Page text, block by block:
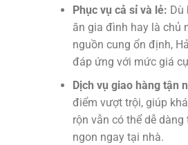
Phục vụ cả sỉ và lẻ: Dù
ăn gia đình hay là chủ
nguồn cung ổn định,
đáp ứng với mức giá
Dịch vụ giao hàng tận
điểm vượt trội, giúp
rộn vẫn có thể dễ
ngon ngay tại nhà.